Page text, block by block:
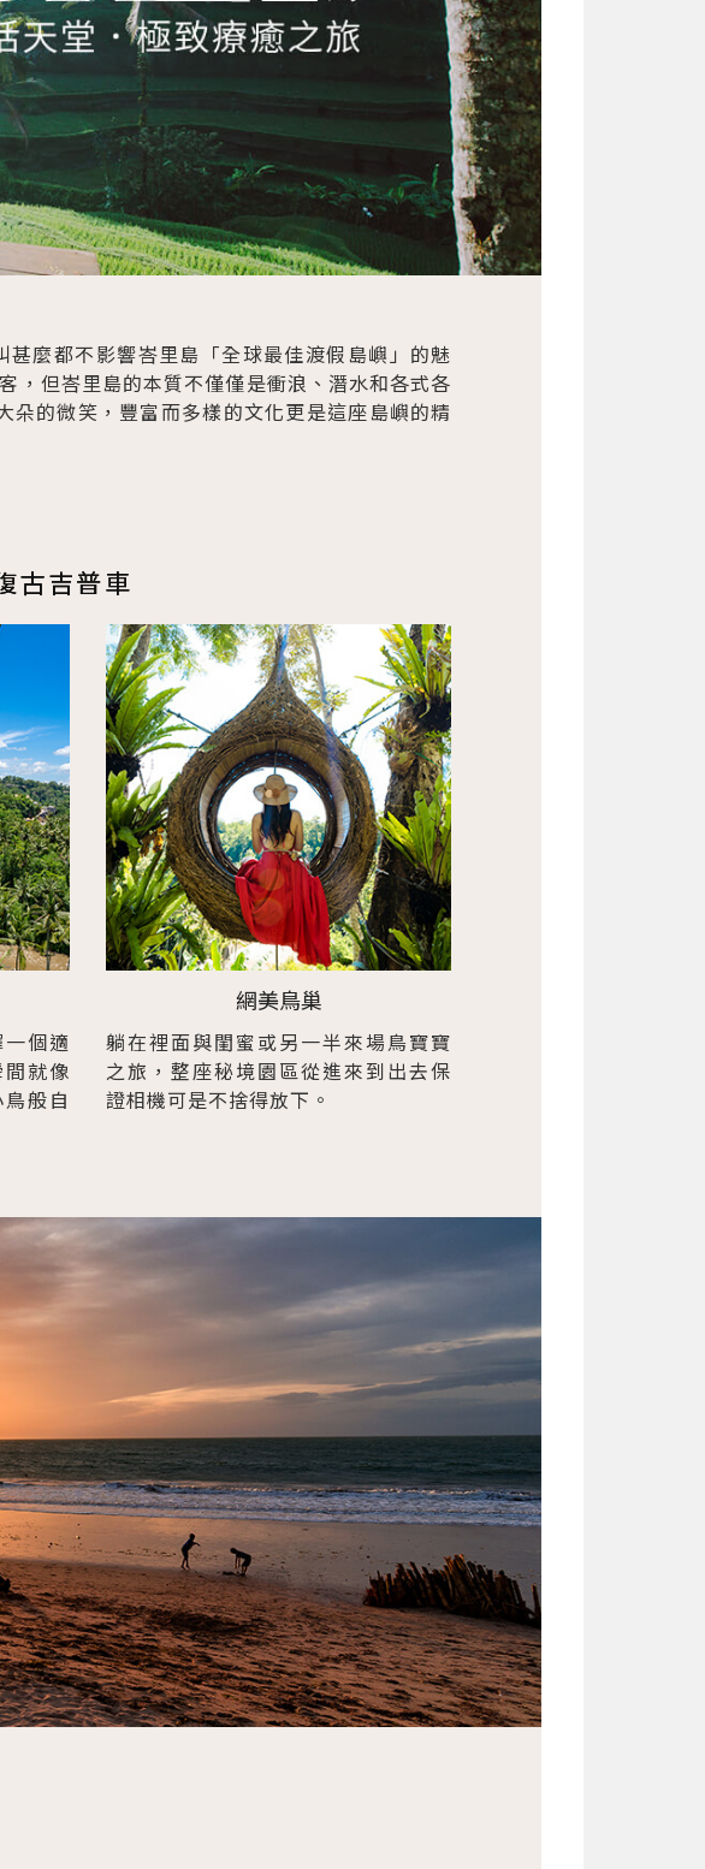
麼都不影響峇里島「全球最佳渡假島嶼」的魅
，但峇里島的本質不僅僅是衝浪、潛水和各式各
的微笑，豐富而多樣的文化更是這座島嶼的精
古吉普車
個適
就像
般自
網美鳥巢
躺在裡面與閨蜜或另一半來場鳥寶寶
之旅，整座秘境園區從進來到出去保
證相機可是不捨得放下。